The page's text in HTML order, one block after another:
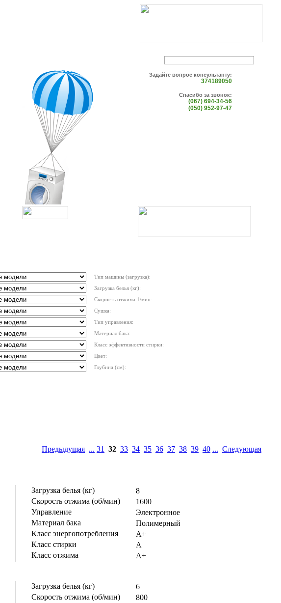
Задайте вопрос консультанту:
374189050
Спасибо за звонок:
(067) 694-34-56
(050) 952-97-47
Тип машины (загрузка):
Загрузка белья (кг):
Скорость отжима 1/мин:
Сушка:
Тип управления:
Материал бака:
Класс эффективности стирки:
Цвет:
Глубина (см):
Предыдущая ... 31 32 33 34 35 36 37 38 39 40 ... Следующая
Загрузка белья (кг)
8
Скорость отжима (об/мин)
1600
Управление
Электронное
Материал бака
Полимерный
Класс энергопотребления
А+
Класс стирки
А
Класс отжима
А+
Загрузка белья (кг)
6
Скорость отжима (об/мин)
800